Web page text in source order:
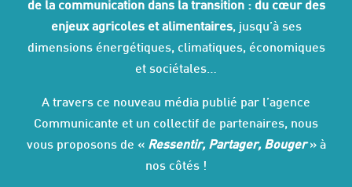
de la communication dans la transition : du cœur des
enjeux agricoles et alimentaires, jusqu’à ses
dimensions énergétiques, climatiques, économiques
et sociétales…
A travers ce nouveau média publié par l’agence
Communicante et un collectif de partenaires, nous
vous proposons de « Ressentir, Partager, Bouger» à
nos côtés !